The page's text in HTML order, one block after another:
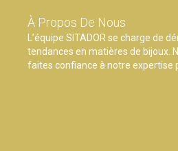
À Propos De Nous
L’équipe SITADOR se charge de
tendances en matières de bijoux.
faites confiance à notre expertise